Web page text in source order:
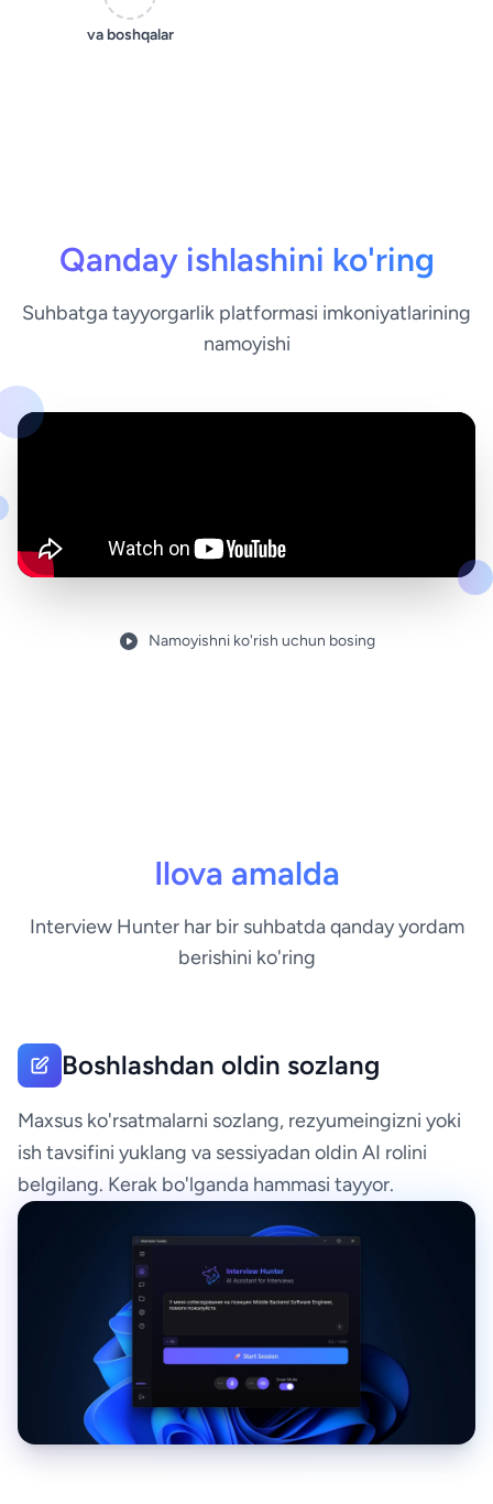
va boshqalar
Qanday ishlashini ko'ring
Suhbatga tayyorgarlik platformasi imkoniyatlarining
namoyishi
Namoyishni ko'rish uchun bosing
Ilova amalda
Interview Hunter har bir suhbatda qanday yordam
berishini ko'ring
Boshlashdan oldin sozlang
Maxsus ko'rsatmalarni sozlang, rezyumeingizni yoki
ish tavsifini yuklang va sessiyadan oldin AI rolini
belgilang. Kerak bo'lganda hammasi tayyor.